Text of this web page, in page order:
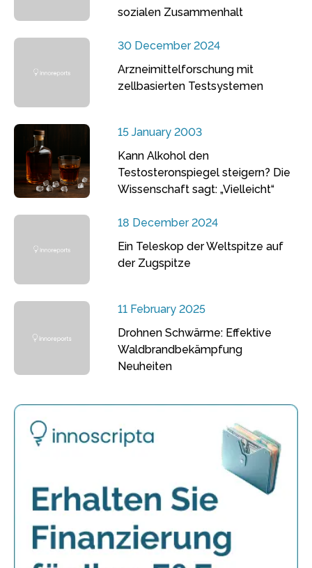
sozialen Zusammenhalt
30 December 2024
Arzneimittelforschung mit
zellbasierten Testsystemen
15 January 2003
Kann Alkohol den
Testosteronspiegel steigern? Die
Wissenschaft sagt: „Vielleicht“
18 December 2024
Ein Teleskop der Weltspitze auf
der Zugspitze
11 February 2025
Drohnen Schwärme: Effektive
Waldbrandbekämpfung
Neuheiten